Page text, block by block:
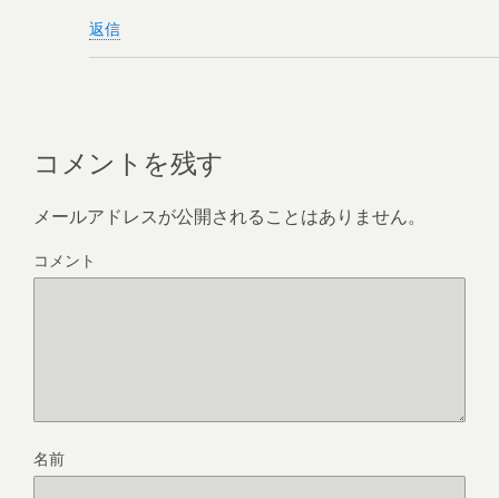
返信
コメントを残す
メールアドレスが公開されることはありません。
コメント
名前